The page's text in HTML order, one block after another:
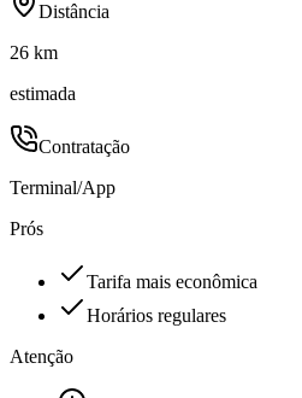
Distância
26 km
estimada
Contratação
Terminal/App
Prós
Tarifa mais econômica
Horários regulares
Atenção